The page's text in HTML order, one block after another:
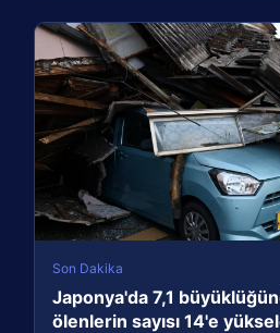
Son Dakika
Japonya'da 7,1
ölenlerin sayısı 14'e